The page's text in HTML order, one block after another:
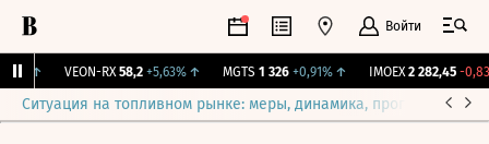
Войти
↑ VEON-RX 58,2 +5,63%↑ MGTS 1 326 +0,91%↑ IMOEX 2 282,45 -
Ситуация на топливном рынке: меры, динамика, прогнозы